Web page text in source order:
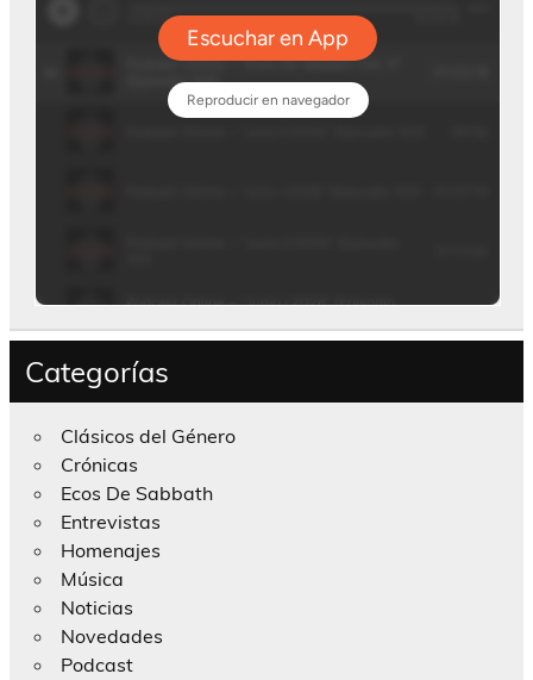
Categorías
Clásicos del Género
Crónicas
Ecos De Sabbath
Entrevistas
Homenajes
Música
Noticias
Novedades
Podcast